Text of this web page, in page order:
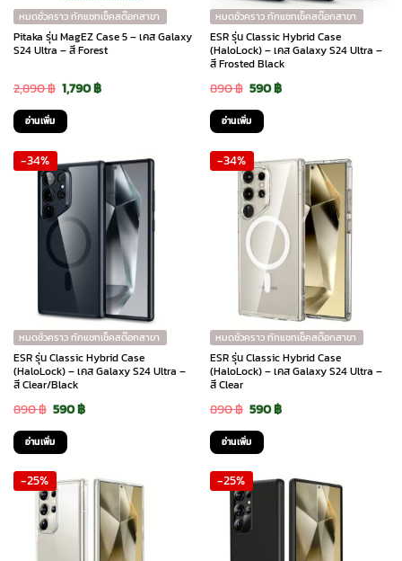
หมดชั่วคราว ทักแชทเช็คสต๊อกสาขา
Pitaka รุ่น MagEZ Case 5 – เคส Galaxy
S24 Ultra – สี Forest
2,890฿ Original
price
was:
2,890 ฿.
1,790฿Current
1,790 ฿.
อ่านเพิ่ม
หมดชั่วคราว ทักแชทเช็คสต๊อกสาขา
ESR รุ่น Classic Hybrid Case
(HaloLock) – เคส Galaxy S24 Ultra –
สี Frosted Black
890฿ Original
price
was:
890 ฿.
590฿Current
590 ฿.
อ่านเพิ่ม
-34%
หมดชั่วคราว ทักแชทเช็คสต๊อกสาขา
ESR รุ่น Classic Hybrid Case
(HaloLock) – เคส Galaxy S24 Ultra –
สี Clear/Black
890฿ Original
price
was:
890 ฿.
590฿Current
590 ฿.
อ่านเพิ่ม
-34%
หมดชั่วคราว ทักแชทเช็คสต๊อกสาขา
ESR รุ่น Classic Hybrid Case
(HaloLock) – เคส Galaxy S24 Ultra –
สี Clear
890฿ Original
price
was:
890 ฿.
590฿Current
590 ฿.
อ่านเพิ่ม
-25% -25%